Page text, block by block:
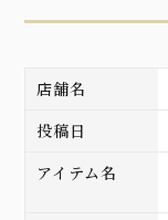
店舗名
投稿日
アイテム名